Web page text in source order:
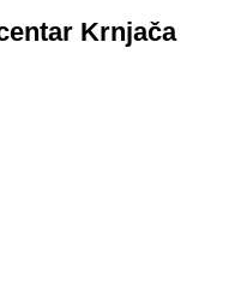
Krnjača